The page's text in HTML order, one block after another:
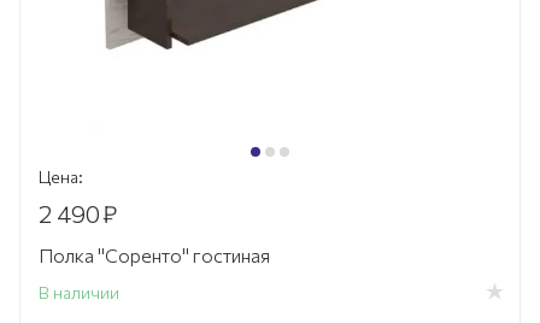
Цена:
2 490₽
Полка "Соренто" гостиная
В наличии